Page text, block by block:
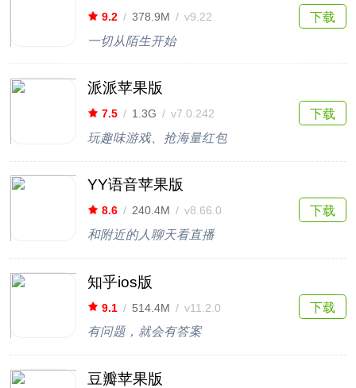
9.2 / 378.9M / v9.22
一切从陌生开始
下载
派派苹果版
7.5 / 1.3G / v7.0.242
玩趣味游戏、抢海量红包
下载
YY语音苹果版
8.6 / 240.4M / v8.66.0
和附近的人聊天看直播
下载
知乎ios版
9.1 / 514.4M / v11.2.0
有问题，就会有答案
下载
豆瓣苹果版